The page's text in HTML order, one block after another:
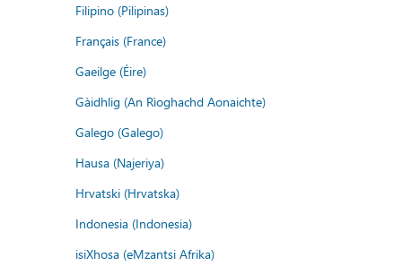
Filipino (Pilipinas)
Français (France)
Gaeilge (Éire)
Gàidhlig (An Rìoghachd Aonaichte)
Galego (Galego)
Hausa (Najeriya)
Hrvatski (Hrvatska)
Indonesia (Indonesia)
isiXhosa (eMzantsi Afrika)